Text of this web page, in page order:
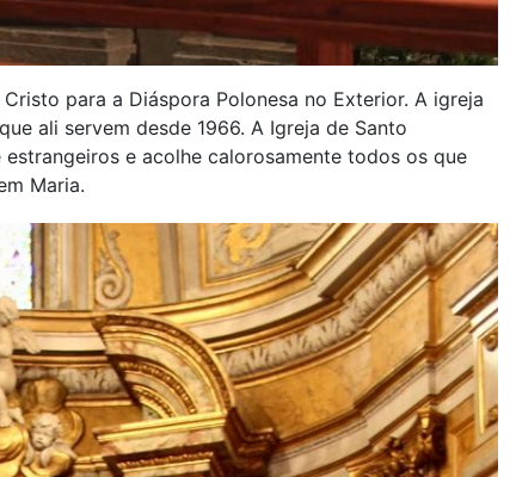
para a Diáspora Polonesa no Exterior. A igreja
ali servem desde 1966. A Igreja de Santo
e acolhe calorosamente todos os que
Maria.